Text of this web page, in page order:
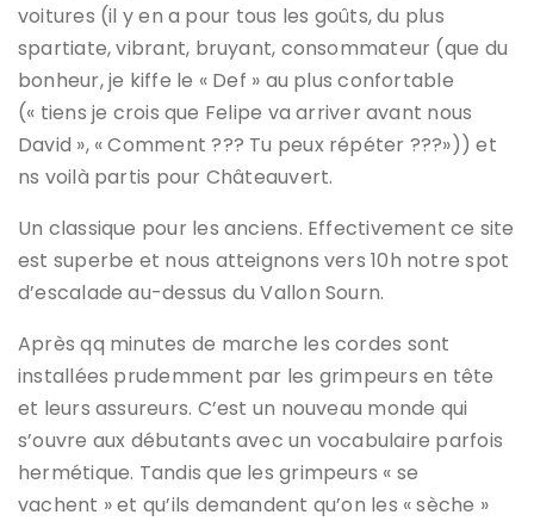
voitures (il y en a pour tous les goûts, du plus
spartiate, vibrant, bruyant, consommateur (que du
bonheur, je kiffe le « Def » au plus confortable
(« tiens je crois que Felipe va arriver avant nous
David », « Comment ??? Tu peux répéter ???»)) et
ns voilà partis pour Châteauvert.
Un classique pour les anciens. Effectivement ce site
est superbe et nous atteignons vers 10h notre spot
d’escalade au-dessus du Vallon Sourn.
Après qq minutes de marche les cordes sont
installées prudemment par les grimpeurs en tête
et leurs assureurs. C’est un nouveau monde qui
s’ouvre aux débutants avec un vocabulaire parfois
hermétique. Tandis que les grimpeurs « se
vachent » et qu’ils demandent qu’on les « sèche »